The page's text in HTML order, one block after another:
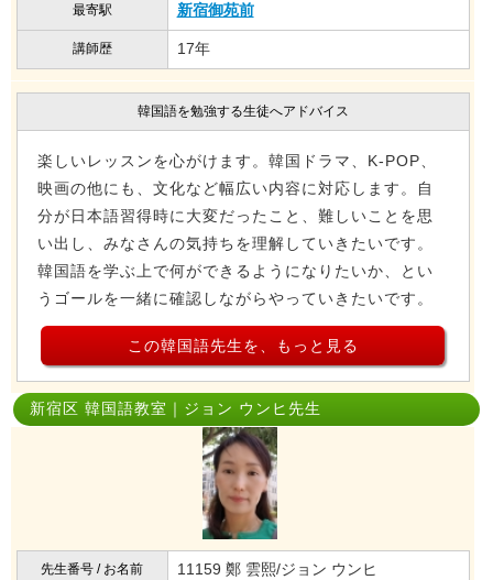
最寄駅 新宿御苑前
講師歴 17年
韓国語を勉強する生徒へアドバイス
楽しいレッスンを心がけます。韓国ドラマ、K-POP、
映画の他にも、文化など幅広い内容に対応します。自
分が日本語習得時に大変だったこと、難しいことを思
い出し、みなさんの気持ちを理解していきたいです。
韓国語を学ぶ上で何ができるようになりたいか、とい
うゴールを一緒に確認しながらやっていきたいです。
この韓国語先生を、もっと見る
新宿区 韓国語教室｜ジョン ウンヒ先生
先生番号 / お名前 11159 鄭 雲熙/ジョン ウンヒ